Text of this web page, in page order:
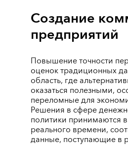
Создание
предприятий
Повышение точности
оценок традиционных
область, где
оказаться полезными,
переломные для
Решения в сфере
политики принимаются
реального времени,
данные, поступающие в